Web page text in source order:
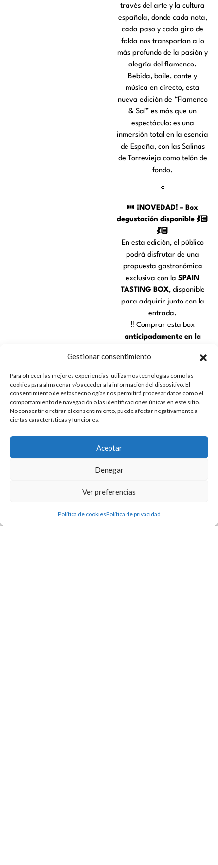
Gestionar consentimiento
Para ofrecer las mejores experiencias, utilizamos tecnologías como las
cookies para almacenar y/o acceder a la información del dispositivo. El
consentimiento de estas tecnologías nos permitirá procesar datos como el
comportamiento de navegación o las identificaciones únicas en este sitio.
No consentir o retirar el consentimiento, puede afectar negativamente a
ciertas características y funciones.
Aceptar
Denegar
Ver preferencias
Política de cookiesPolítica de privacidad
través del arte y la cultura
española, donde cada nota,
cada paso y cada giro de
falda nos transportan a lo
más profundo de la pasión y
alegría del flamenco.
Bebida, baile, cante y
música en directo, esta
nueva edición de “Flamenco
& Sal” es más que un
espectáculo: es una
inmersión total en la esencia
de España, con las Salinas
de Torrevieja como telón de
fondo.
🍷
🎟️ ¡NOVEDAD! – Box
degustación disponible 💃🏻
💃🏻
En esta edición, el público
podrá disfrutar de una
propuesta gastronómica
exclusiva con laSPAIN
TASTING BOX, disponible
para adquirir junto con la
entrada.
‼️ Comprar esta box
anticipadamente en la
hacerlo el mismo día del
evento, así que aprovecha ‼️
SPAIN TASTING BOX– 15 €
Montadito de Jamón
Mini Fuets Can Duran